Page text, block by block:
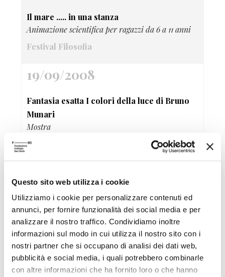
Questo sito web utilizza i cookie
Utilizziamo i cookie per personalizzare contenuti ed
annunci, per fornire funzionalità dei social media e per
analizzare il nostro traffico. Condividiamo inoltre
informazioni sul modo in cui utilizza il nostro sito con i
nostri partner che si occupano di analisi dei dati web,
pubblicità e social media, i quali potrebbero combinarle
con altre informazioni che ha fornito loro o che hanno
Il mare ..... in una stanza
Animazione scientifica per ragazzi da 6 a 11 anni
Festival Filosofia
19/09/2008
Fantasia esatta I colori della luce di Bruno
Munari
Mostra
Festival Filosofia
Fantasylandia
Caccia al tesoro on lineGiochi virtuali, viaggi
premio reali
Festival Filosofia
14/09/2007